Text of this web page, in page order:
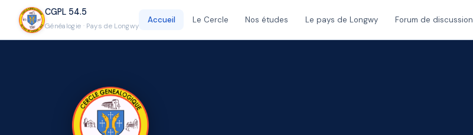
CGPL 54.5
Généalogie · Pays de Longwy
Accueil Le Cercle Nos études Le pays de Longwy Forum de discussion